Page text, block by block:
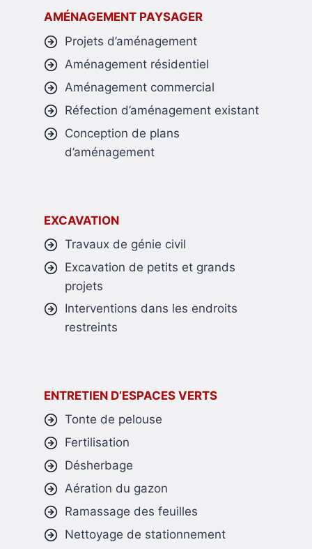
AMÉNAGEMENT PAYSAGER
Projets d’aménagement
Aménagement résidentiel
Aménagement commercial
Réfection d’aménagement existant
Conception de plans
d’aménagement
EXCAVATION
Travaux de génie civil
Excavation de petits et grands
projets
Interventions dans les endroits
restreints
ENTRETIEN D’ESPACES VERTS
Tonte de pelouse
Fertilisation
Désherbage
Aération du gazon
Ramassage des feuilles
Nettoyage de stationnement